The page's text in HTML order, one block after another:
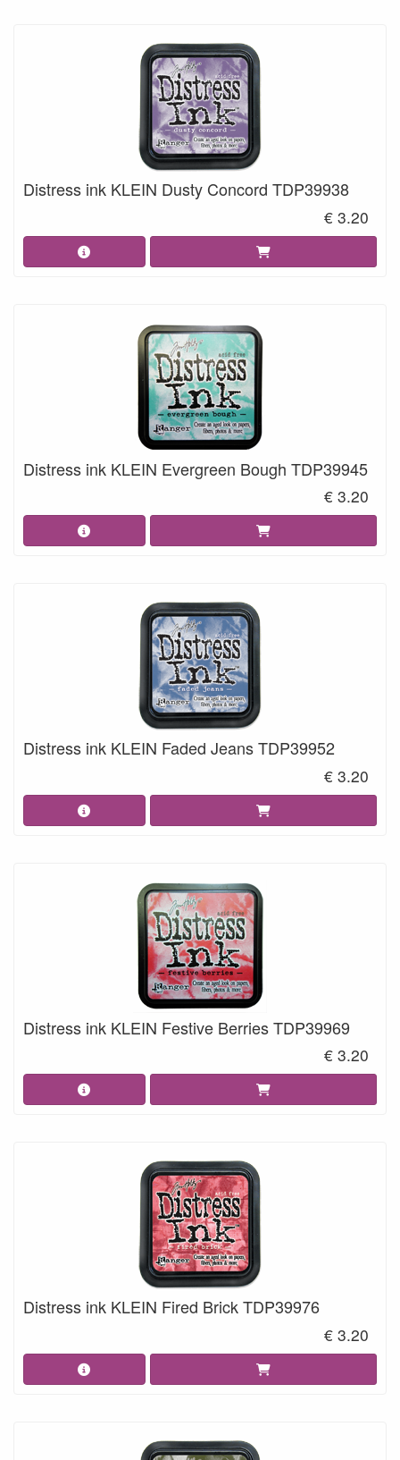
Distress ink KLEIN Dusty Concord TDP39938
€ 3.20
Distress ink KLEIN Evergreen Bough TDP39945
€ 3.20
Distress ink KLEIN Faded Jeans TDP39952
€ 3.20
Distress ink KLEIN Festive Berries TDP39969
€ 3.20
Distress ink KLEIN Fired Brick TDP39976
€ 3.20